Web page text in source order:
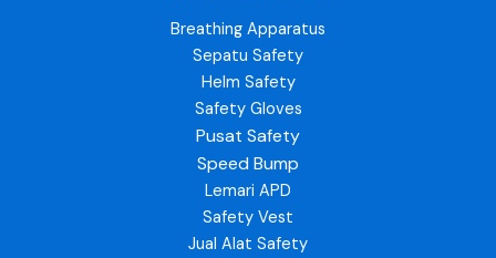
Breathing Apparatus
Sepatu Safety
Helm Safety
Safety Gloves
Pusat Safety
Speed Bump
Lemari APD
Safety Vest
Jual Alat Safety